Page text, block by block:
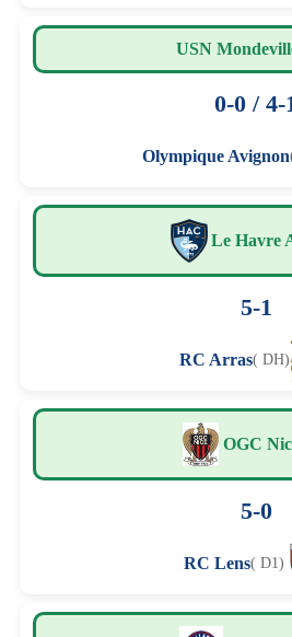
USN
0-0 / 4-
Olympique Avignon
Le Havre
5-1
RC Arras( DH)
OGC
5-0
RC Lens( D1)